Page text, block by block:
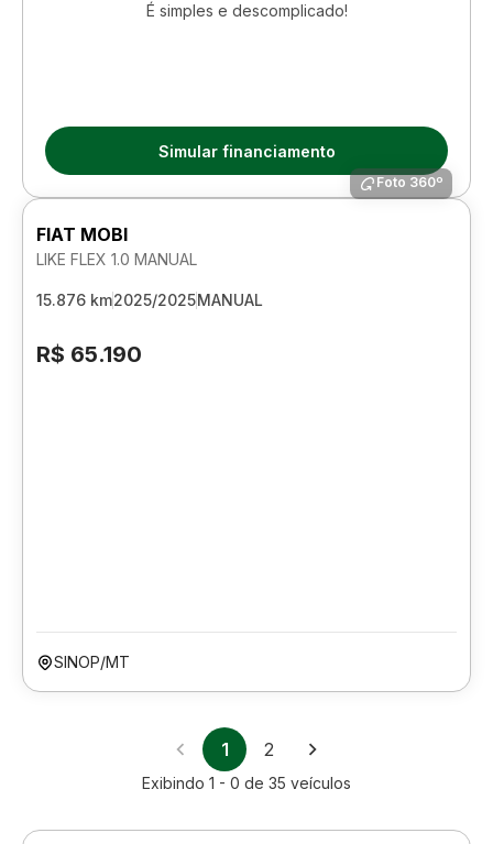
É simples e descomplicado!
Simular financiamento
Foto 360º
FIAT MOBI
LIKE FLEX 1.0 MANUAL
15.876 km2025/2025MANUAL
R$ 65.190
SINOP/MT
1 2
Exibindo 1 - 0 de 35 veículos